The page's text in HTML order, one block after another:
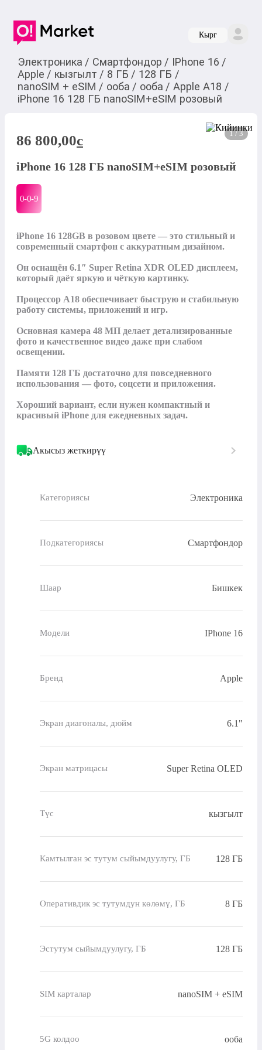
Кырг
Электроника / Смартфондор / IPhone 16 /
Apple / кызгылт / 8 ГБ / 128 ГБ /
nanoSIM + eSIM / ооба / ооба / Apple A18 /
iPhone 16 128 ГБ nanoSIM+eSIM розовый
1 / 3
86 800,00c
iPhone 16 128 ГБ nanoSIM+eSIM розовый
0-0-9
iPhone 16 128GB в розовом цвете — это стильный и
современный смартфон с аккуратным дизайном.
Он оснащён 6.1″ Super Retina XDR OLED дисплеем,
который даёт яркую и чёткую картинку.
Процессор A18 обеспечивает быструю и стабильную
работу системы, приложений и игр.
Основная камера 48 МП делает детализированные
фото и качественное видео даже при слабом
освещении.
Памяти 128 ГБ достаточно для повседневного
использования — фото, соцсети и приложения.
Хороший вариант, если нужен компактный и
красивый iPhone для ежедневных задач.
Акысыз жеткирүү
Категориясы Электроника
Подкатегориясы Смартфондор
Шаар Бишкек
Модели IPhone 16
Бренд Apple
Экран диагоналы, дюйм 6.1"
Экран матрицасы Super Retina OLED
Түс кызгылт
Камтылган эс тутум сыйымдуулугу, ГБ 128 ГБ
Оперативдик эс тутумдун көлөмү, ГБ 8 ГБ
Эстутум сыйымдуулугу, ГБ 128 ГБ
SIM карталар nanoSIM + eSIM
5G колдоо ооба